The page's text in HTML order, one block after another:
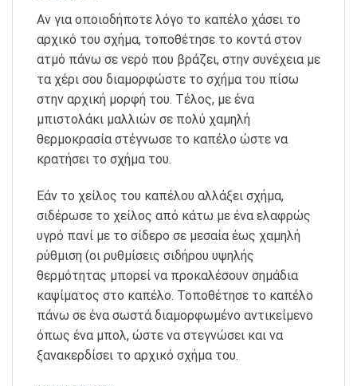
Αν για οποιοδήποτε λόγο το καπέλο χάσει το
αρχικό του σχήμα, τοποθέτησε το κοντά στον
ατμό πάνω σε νερό που βράζει, στην συνέχεια με
τα χέρι σου διαμορφώστε το σχήμα του πίσω
στην αρχική μορφή του. Τέλος, με ένα
μπιστολάκι μαλλιών σε πολύ χαμηλή
θερμοκρασία στέγνωσε το καπέλο ώστε να
κρατήσει το σχήμα του.
Εάν το χείλος του καπέλου αλλάξει σχήμα,
σιδέρωσε το χείλος από κάτω με ένα ελαφρώς
υγρό πανί με το σίδερο σε μεσαία έως χαμηλή
ρύθμιση (οι ρυθμίσεις σιδήρου υψηλής
θερμότητας μπορεί να προκαλέσουν σημάδια
καψίματος στο καπέλο. Τοποθέτησε το καπέλο
πάνω σε ένα σωστά διαμορφωμένο αντικείμενο
όπως ένα μπολ, ώστε να στεγνώσει και να
ξανακερδίσει το αρχικό σχήμα του.